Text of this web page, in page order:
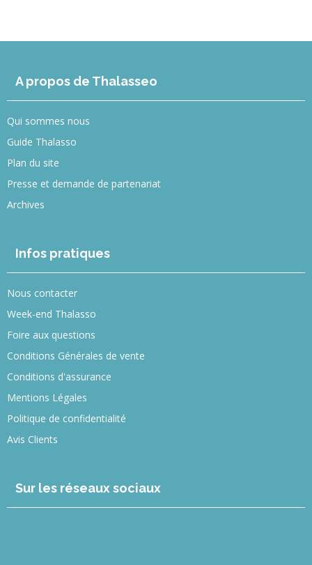
A propos de Thalasseo
Qui sommes nous
Guide Thalasso
Plan du site
Presse et demande de partenariat
Archives
Infos pratiques
Nous contacter
Week-end Thalasso
Foire aux questions
Conditions Générales de vente
Conditions d'assurance
Mentions Légales
Politique de confidentialité
Avis Clients
Sur les réseaux sociaux